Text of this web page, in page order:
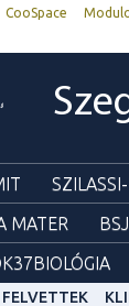
CooSpace
MATER
FELVETTEK